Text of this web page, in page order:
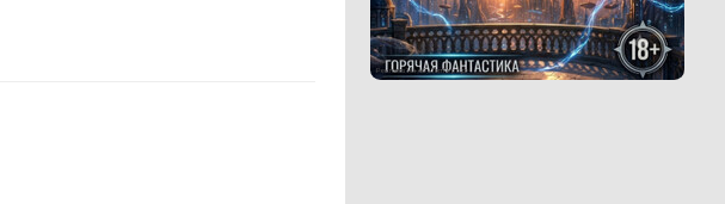
Реклама 16+ АО «ЛитГород»